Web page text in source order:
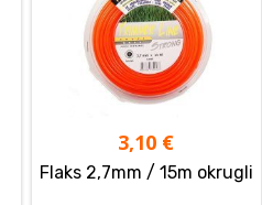
3,10 €
Flaks 2,7mm / 15m okrugli